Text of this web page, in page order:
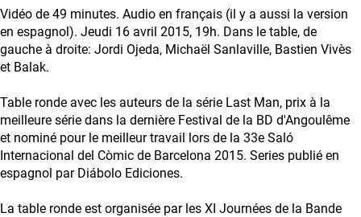
Vidéo de 49 minutes. Audio en français (il y a aussi la version
en espagnol). Jeudi 16 avril 2015, 19h. Dans le table, de
gauche à droite: Jordi Ojeda, Michaël Sanlaville, Bastien Vivès
et Balak.
Table ronde avec les auteurs de la série Last Man, prix à la
meilleure série dans la dernière Festival de la BD d'Angoulême
et nominé pour le meilleur travail lors de la 33e Saló
Internacional del Còmic de Barcelona 2015. Series publié en
espagnol par Diábolo Ediciones.
La table ronde est organisée par les XI Journées de la Bande